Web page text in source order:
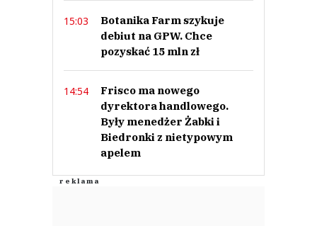
Latwiej byłoby mu zrobic zakupy dla kochanki, zakłamane pingwiny
Maciek
0
Alex
15:03
Botanika Farm szykuje
debiut na GPW. Chce
pozyskać 15 mln zł
14:54
Frisco ma nowego
dyrektora handlowego.
Były menedżer Żabki i
Biedronki z nietypowym
apelem